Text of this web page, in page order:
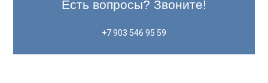
Есть вопросы? Звоните!
+7 903 546 95 59